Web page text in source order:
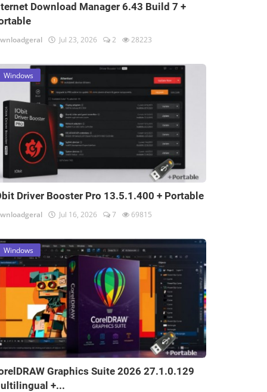
Download Manager 6.43 Build 7 +
Jul 23, 2026 2 28223
Windows
Driver Booster Pro 13.5.1.400 + Portable
Jul 16, 2026 7 69815
Windows
Graphics Suite 2026 27.1.0.129
+...